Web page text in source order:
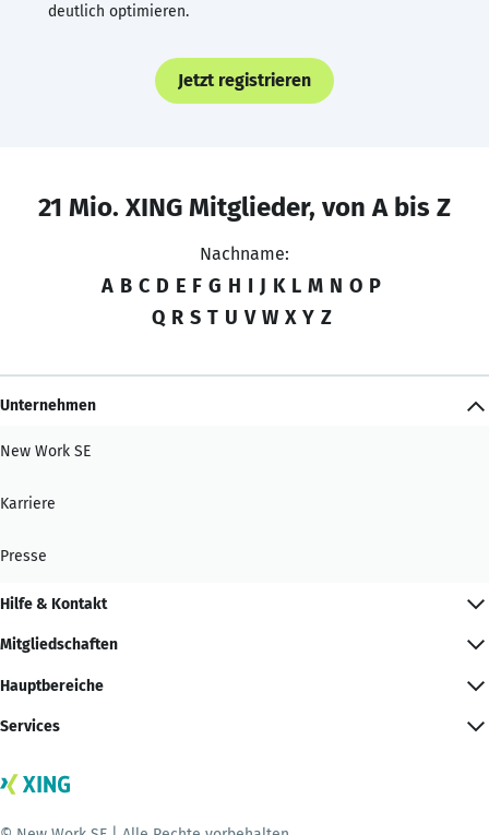
deutlich optimieren.
Jetzt registrieren
21 Mio. XING Mitglieder, von A bis Z
Nachname:
A B C D E F G H I J K L M N O P
Q R S T U V W X Y Z
Unternehmen
New Work SE
Karriere
Presse
Hilfe & Kontakt
Mitgliedschaften
Hauptbereiche
Services